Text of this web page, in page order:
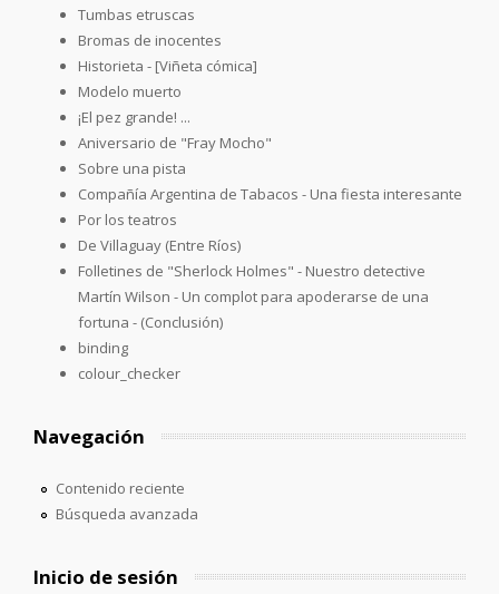
Tumbas etruscas
Bromas de inocentes
Historieta - [Viñeta cómica]
Modelo muerto
¡El pez grande! ...
Aniversario de "Fray Mocho"
Sobre una pista
Compañía Argentina de Tabacos - Una fiesta interesante
Por los teatros
De Villaguay (Entre Ríos)
Folletines de "Sherlock Holmes" - Nuestro detective
Martín Wilson - Un complot para apoderarse de una
fortuna - (Conclusión)
binding
colour_checker
Navegación
Contenido reciente
Búsqueda avanzada
Inicio de sesión